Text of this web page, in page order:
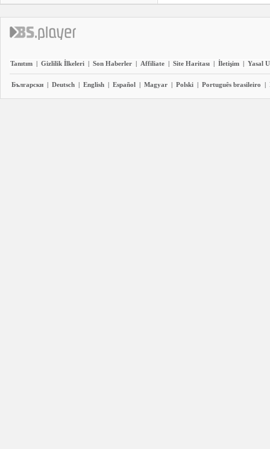
Tanıtım | Gizlilik İlkeleri | Son Haberler | Affiliate | Site Haritası | İletişim | Yasal
Български | Deutsch | English | Español | Magyar | Polski | Português brasileiro |